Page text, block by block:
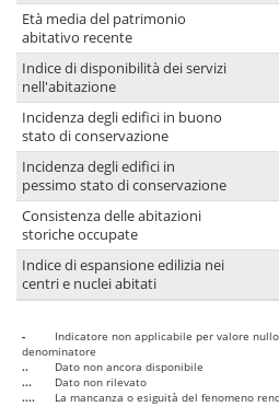
Età media del patrimonio
abitativo recente
Indice di disponibilità dei servizi
nell'abitazione
Incidenza degli edifici in buono
stato di conservazione
Incidenza degli edifici in
pessimo stato di conservazione
Consistenza delle abitazioni
storiche occupate
Indice di espansione edilizia nei
centri e nuclei abitati
-
Indicatore non applicabile per valore
denominatore
..
Dato non ancora disponibile
...
Dato non rilevato
....
La mancanza o esiguità del fenomeno